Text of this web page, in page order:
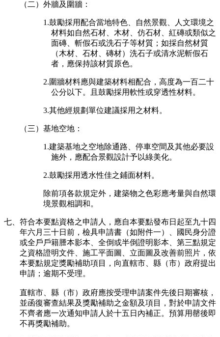
（二）外牆及圍牆：
1.鼓勵採用配合當地特色、自然景觀、人文環境之
材料如自然石材、木材、仿石材、紅磚或類似之
面磚、斬假石或洗石子等材質；如採自然材質
（木材、石材、磚材）洗石子或清水泥斬假石
者，應保持該材質原色。
2.圍牆材料應與建築材料相配合，高度為一百二十
公分以下。且鼓勵採用軟性或穿透性材料。
3.其他經規劃單位建議採用之材料。
（三）基地空地：
1.建築基地之空地除通路、停車空間及其他必要設
施外，應配合景觀設計予以綠美化。
2.鼓勵採用透水性佳之鋪面材料。
除前項各款規定外，建築物之色彩應考量與自然環
境景觀相調和。
七、符合本要點資格之申請人，應自本要點發布日起至九十四
年六月三十日前，檢具申請書（如附件一）、國民身分證
或全戶戶籍謄本影本、全倒或半倒證明影本、第三點規定
之資格證明文件、施工平面圖、立面圖及改善前照片，依
本要點規定獎勵補助項目，向直轄市、縣（市）政府提出
申請；逾期不受理。
直轄市、縣（市）政府應按受理申請案件先後日期審核，
並函復審查結果及獎勵補助之金額及項目，對於申請文件
不齊者應一次通知申請人於十五日內補正。預算用罄後即
不再獎勵補助。